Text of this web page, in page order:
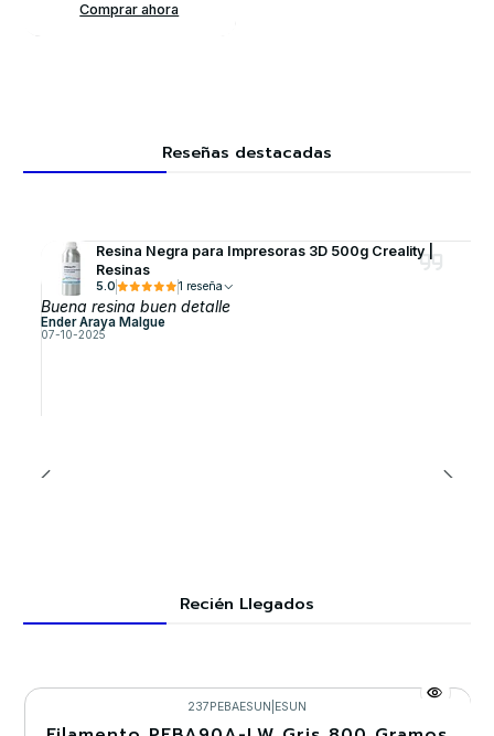
Comprar ahora
Reseñas destacadas
Resina Negra para Impresoras 3D 500g Creality |
Resinas
5.0 1 reseña
Buena resina buen detalle
Ender Araya Malgue
07-10-2025
Recién Llegados
237PEBAESUN ESUN